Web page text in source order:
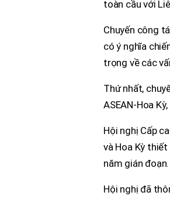
toàn cầu với
Chuyến công
có ý nghĩa
trọng về các
Thứ nhất,
ASEAN-Hoa
Hội nghị Cấp
và Hoa Kỳ
năm gián đoạn.
Hội nghị đã